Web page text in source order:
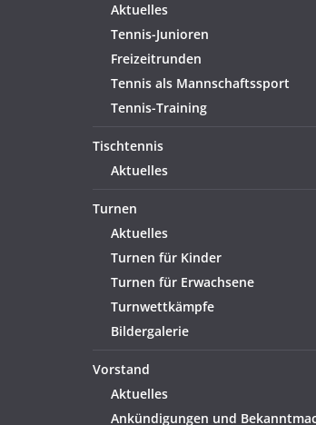
Aktuelles
Tennis-Junioren
Freizeitrunden
Tennis als Mannschaftssport
Tennis-Training
Tischtennis
Aktuelles
Turnen
Aktuelles
Turnen für Kinder
Turnen für Erwachsene
Turnwettkämpfe
Bildergalerie
Vorstand
Aktuelles
Ankündigungen und